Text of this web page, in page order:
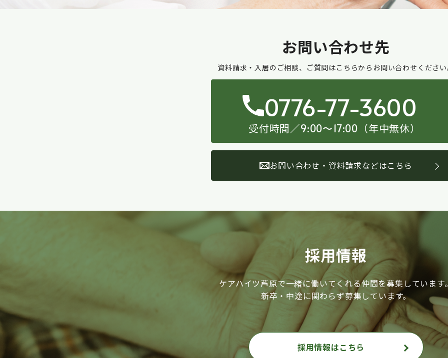
お問い合わせ先
資料請求・入居のご相談、ご質問はこちらからお問い合わせくださ
0776-77-3600
受付時間／9:00〜17:00 （年中無休）
お問い合わせ・資料請求などはこちら
採用情報
ケアハイツ芦原で一緒に働いてくれる仲間を募集しています
新卒・中途に関わらず募集しています。
採用情報はこちら